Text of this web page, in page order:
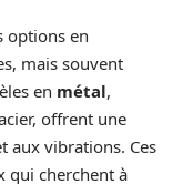
options en
mais souvent
en métal,
offrent une
aux vibrations. Ces
qui cherchent à